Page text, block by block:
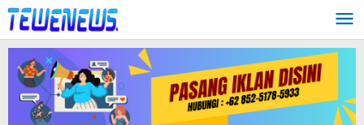
Lewati
ke
konten